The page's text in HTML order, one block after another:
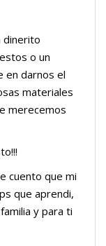
dinerito
o un
en darnos el
materiales
merecemos
cuento que mi
que aprendi,
y para ti